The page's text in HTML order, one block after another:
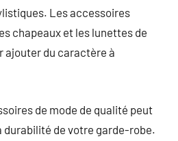
Les accessoires
chapeaux et les lunettes de
ajouter du caractère à
de mode de qualité peut
durabilité de votre garde-robe.